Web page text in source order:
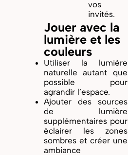
vos
invités.
Jouer avec la
lumière et les
couleurs
Utiliser la lumière
naturelle autant que
possible pour
agrandir l’espace.
Ajouter des sources
de lumière
supplémentaires pour
éclairer les zones
sombres et créer une
ambiance